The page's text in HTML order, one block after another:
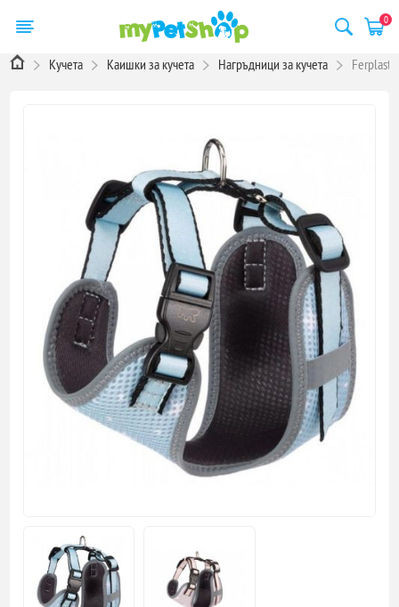
0
Кучета Каишки за кучета Нагръдници за кучета Ferplast